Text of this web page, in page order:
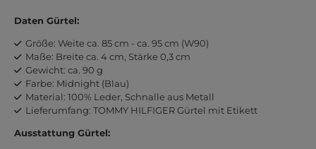
Daten Gürtel:
Größe: Weite ca. 85 cm - ca. 95 cm (W90)
Maße: Breite ca. 4 cm, Stärke 0,3 cm
Gewicht: ca. 90 g
Farbe: Midnight (Blau)
Material: 100% Leder, Schnalle aus Metall
Lieferumfang: TOMMY HILFIGER Gürtel mit Etikett
Ausstattung Gürtel: